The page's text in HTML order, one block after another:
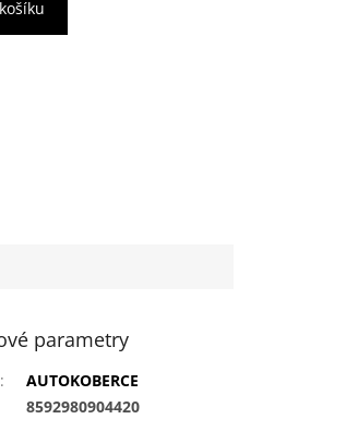
parametry
:
AUTOKOBERCE
8592980904420